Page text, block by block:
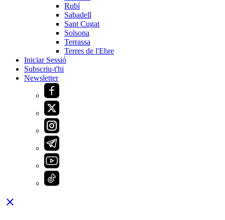
Rubí
Sabadell
Sant Cugat
Solsona
Terrassa
Terres de l'Ebre
Iniciar Sessió
Subscriu-t'hi
Newsletter
close